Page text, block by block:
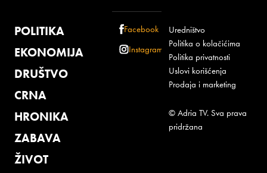
POLITIKA
EKONOMIJA
DRUŠTVO
CRNA
HRONIKA
ZABAVA
ŽIVOT
Facebook
Instagram
Uredništvo
Politika o kolačićima
Politika privatnosti
Uslovi korišćenja
Prodaja i marketing
© Adria TV. Sva prava
pridržana